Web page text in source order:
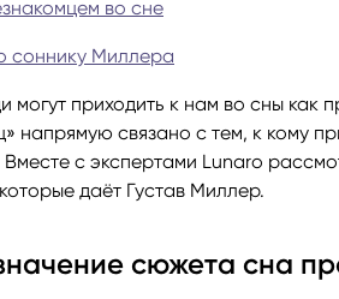
во сне
соннику Миллера
могут приходить к нам во сны как
напрямую связано с тем, к кому
с экспертами Lunaro
даёт Густав Миллер.
сюжета сна